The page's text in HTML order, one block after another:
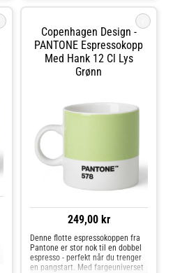
Copenhagen Design -
PANTONE Espressokopp
Med Hank 12 Cl Lys
Grønn
249,00 kr
Denne flotte espressokoppen fra
Pantone er stor nok til en dobbel
espresso - perfekt når du trenger
en pangstart. Med fargeuniverset